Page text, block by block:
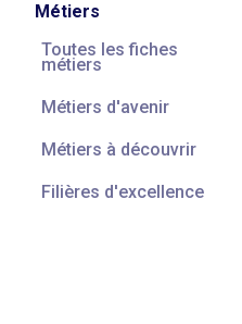
Métiers
Toutes les fiches
métiers
Métiers d'avenir
Métiers à découvrir
Filières d'excellence